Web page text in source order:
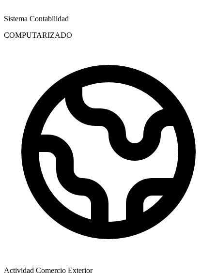
Sistema Contabilidad
COMPUTARIZADO
Actividad Comercio Exterior